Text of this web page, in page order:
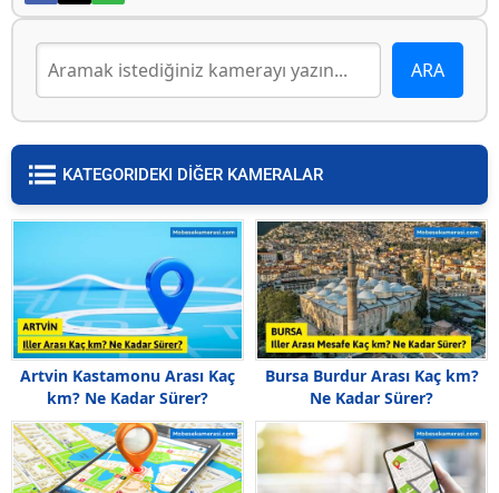
KATEGORIDEKI DİĞER KAMERALAR
Artvin Kastamonu Arası Kaç
km? Ne Kadar Sürer?
Bursa Burdur Arası Kaç km?
Ne Kadar Sürer?